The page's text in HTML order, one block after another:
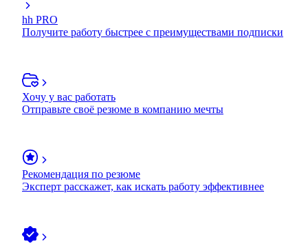
hh PRO
Получите работу быстрее с преимуществами подписки
Хочу у вас работать
Отправьте своё резюме в компанию мечты
Рекомендация по резюме
Эксперт расскажет, как искать работу эффективнее